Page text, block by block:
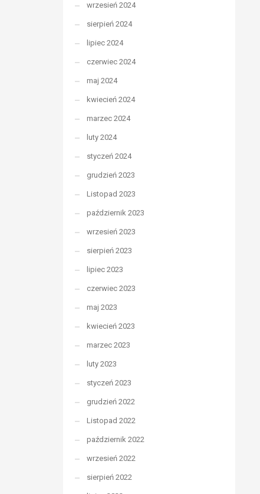
wrzesień 2024
sierpień 2024
lipiec 2024
czerwiec 2024
maj 2024
kwiecień 2024
marzec 2024
luty 2024
styczeń 2024
grudzień 2023
Listopad 2023
październik 2023
wrzesień 2023
sierpień 2023
lipiec 2023
czerwiec 2023
maj 2023
kwiecień 2023
marzec 2023
luty 2023
styczeń 2023
grudzień 2022
Listopad 2022
październik 2022
wrzesień 2022
sierpień 2022